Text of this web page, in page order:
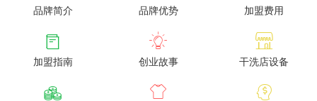
品牌简介 品牌优势 加盟费用

加盟指南

创业故事

干洗店设备
  